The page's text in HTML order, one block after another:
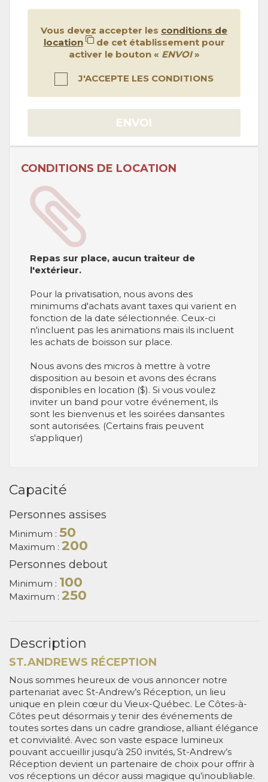
Vous devez accepter les conditions de
location
de cet établissement pour
activer le bouton « ENVOI»
J'ACCEPTE LES CONDITIONS
ENVOI
CONDITIONS DE LOCATION
Repas sur place, aucun traiteur de
l'extérieur.
Pour la privatisation, nous avons des
minimums d'achats avant taxes qui varient en
fonction de la date sélectionnée. Ceux-ci
n'incluent pas les animations mais ils incluent
les achats de boisson sur place.
Nous avons des micros à mettre à votre
disposition au besoin et avons des écrans
disponibles en location ($). Si vous voulez
inviter un band pour votre événement, ils
sont les bienvenus et les soirées dansantes
sont autorisées. (Certains frais peuvent
s'appliquer)
Capacité
Personnes assises
Minimum : 50
Maximum : 200
Personnes debout
Minimum : 100
Maximum : 250
Description
ST.ANDREWS RÉCEPTION
Nous sommes heureux de vous annoncer notre
partenariat avec St-Andrew’s Réception, un lieu
unique en plein cœur du Vieux-Québec. Le Côtes-à-
Côtes peut désormais y tenir des événements de
toutes sortes dans un cadre grandiose, alliant élégance
et convivialité. Avec son vaste espace lumineux
pouvant accueillir jusqu’à 250 invités, St-Andrew’s
Réception devient un partenaire de choix pour offrir à
vos réceptions un décor aussi magique qu’inoubliable.